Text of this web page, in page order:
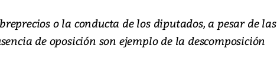
o la conducta de los diputados, a pesar de las
de oposición son ejemplo de la descomposición